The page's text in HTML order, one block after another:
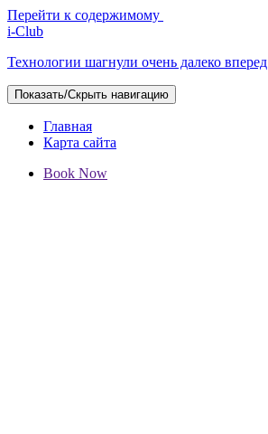
Перейти к содержимому
i-Club
Технологии шагнули очень далеко вперед
Показать/Скрыть навигацию
Главная
Карта сайта
Book Now